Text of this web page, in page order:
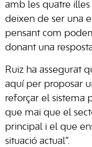
amb les quatre
deixen de ser una
pensant com
donant una
Ruiz ha assegurat
aquí per proposar
reforçar el sistema
que mai que el
principal i el que
situació actual”.